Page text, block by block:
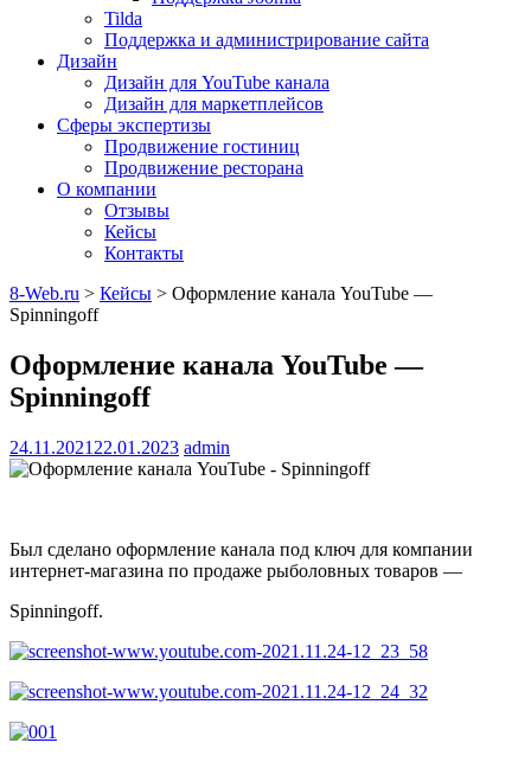
Tilda
Поддержка и администрирование сайта
Дизайн
Дизайн для YouTube канала
Дизайн для маркетплейсов
Сферы экспертизы
Продвижение гостиниц
Продвижение ресторана
О компании
Отзывы
Кейсы
Контакты
8-Web.ru > Кейсы > Оформление канала YouTube —
Spinningoff
Оформление канала YouTube —
Spinningoff
24.11.2021 22.01.2023 admin
Был сделано оформление канала под ключ для компании
интернет-магазина по продаже рыболовных товаров —
Spinningoff.